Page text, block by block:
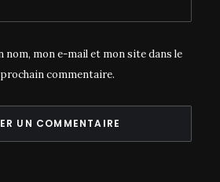
nom, mon e-mail et mon site dans le
commentaire.